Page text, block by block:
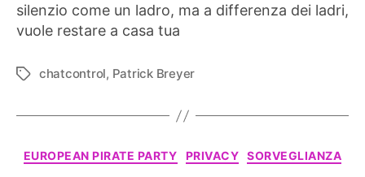
silenzio come un ladro, ma a differenza dei ladri,
vuole restare a casa tua
Tag chatcontrol, Patrick Breyer
Categorie
EUROPEAN PIRATE PARTY PRIVACY SORVEGLIANZA